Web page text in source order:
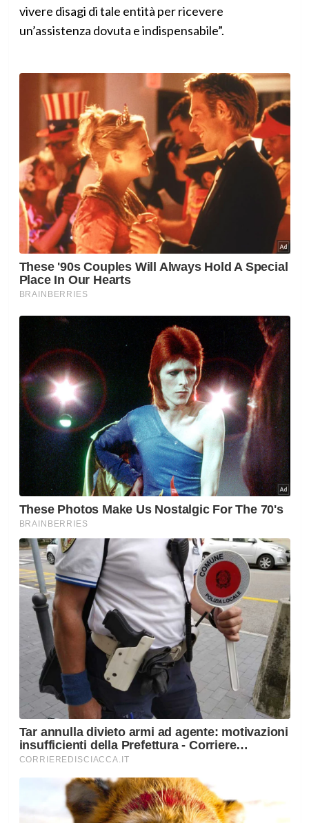
vivere disagi di tale entità per ricevere
un’assistenza dovuta e indispensabile”.